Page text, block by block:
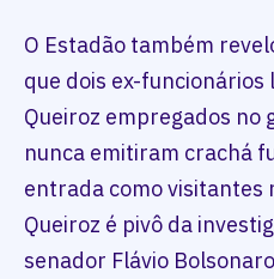
O Estadão também
que dois ex-funcionários
Queiroz empregados no
nunca emitiram crachá
entrada como visitantes
Queiroz é pivô da
senador Flávio